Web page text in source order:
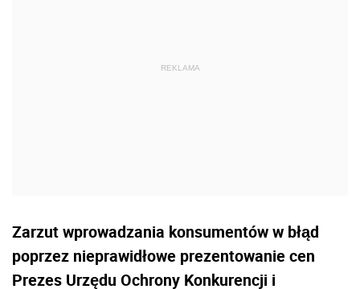
Zarzut wprowadzania konsumentów w błąd
poprzez nieprawidłowe prezentowanie cen
Prezes Urzędu Ochrony Konkurencji i